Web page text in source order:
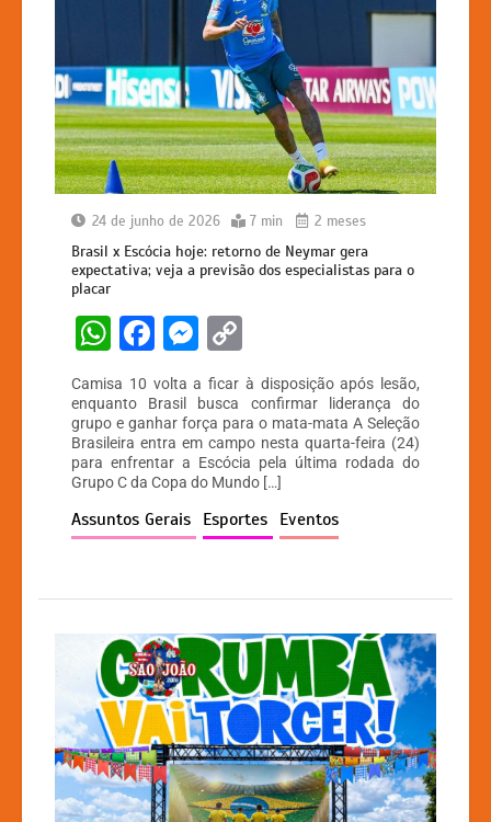
24 de junho de 2026 7 min 2 meses
Brasil x Escócia hoje: retorno de Neymar gera
expectativa; veja a previsão dos especialistas para o
placar
W
at
s
A
p
p
F
a
c
e
b
o
o
M
e
s
s
e
n
g
o
p
y
Li
n
k
Camisa 10 volta a ficar à disposição após lesão,
enquanto Brasil busca confirmar liderança do
grupo e ganhar força para o mata-mata A Seleção
Brasileira entra em campo nesta quarta-feira (24)
para enfrentar a Escócia pela última rodada do
Grupo C da Copa do Mundo […]
Assuntos Gerais Esportes Eventos